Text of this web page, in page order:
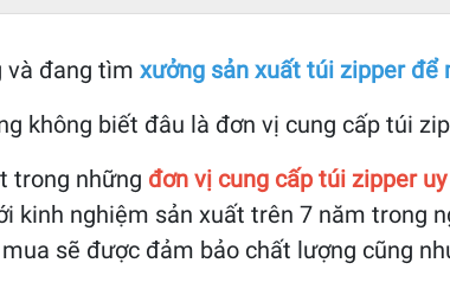
và đang tìm xưởng sản xuất túi zipper để
không biết đâu là đơn vị cung cấp túi
trong những đơn vị cung cấp túi zipper
kinh nghiệm sản xuất trên 7 năm trong
sẽ được đảm bảo chất lượng cũng